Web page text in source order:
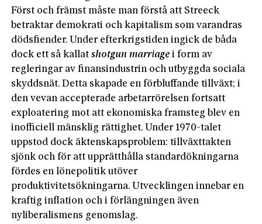
Först och främst måste man förstå att Streeck
betraktar demokrati och kapitalism som varandras
dödsfiender. Under efterkrigstiden ingick de båda
dock ett så kallatshotgun marriage i form av
regleringar av finansindustrin och utbyggda sociala
skyddsnät. Detta skapade en förbluffande tillväxt; i
den vevan accepterade arbetarrörelsen fortsatt
exploatering mot att ekonomiska framsteg blev en
inofficiell mänsklig rättighet. Under 1970-talet
uppstod dock äktenskapsproblem: tillväxttakten
sjönk och för att upprätthålla standardökningarna
fördes en lönepolitik utöver
produktivitetsökningarna. Utvecklingen innebar en
kraftig inflation och i förlängningen även
nyliberalismens genomslag.